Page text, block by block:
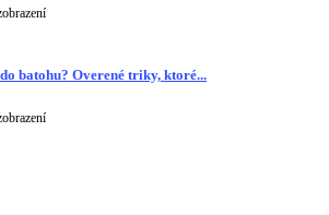
batohu? Overené triky, ktoré...